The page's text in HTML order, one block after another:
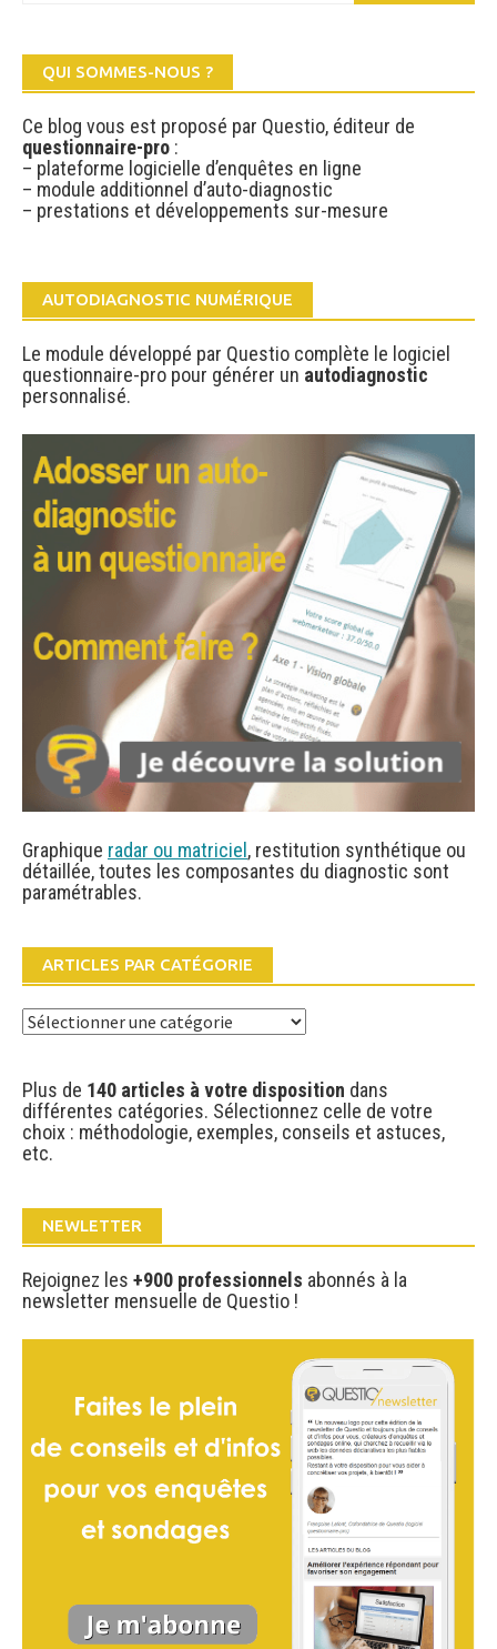
QUI SOMMES-NOUS ?
Ce blog vous est proposé par Questio, éditeur de
questionnaire-pro :
– plateforme logicielle d’enquêtes en ligne
– module additionnel d’auto-diagnostic
– prestations et développements sur-mesure
AUTODIAGNOSTIC NUMÉRIQUE
Le module développé par Questio complète le logiciel
questionnaire-pro pour générer un autodiagnostic
personnalisé.
Graphique radar ou matriciel , restitution synthétique ou
détaillée, toutes les composantes du diagnostic sont
paramétrables.
ARTICLES PAR CATÉGORIE
Articles
Plus de 140 articles à votre disposition dans
différentes catégories. Sélectionnez celle de votre
choix : méthodologie, exemples, conseils et astuces,
etc.
NEWLETTER
Rejoignez les +900 professionnels abonnés à la
newsletter mensuelle de Questio !